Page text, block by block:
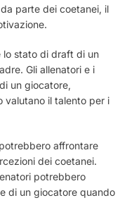
parte dei coetanei, il
lo stato di draft di un
Gli allenatori e i
un giocatore,
valutano il talento per i
affrontare
dei coetanei.
potrebbero
di un giocatore quando